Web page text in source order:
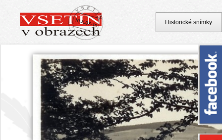
Historické snímky